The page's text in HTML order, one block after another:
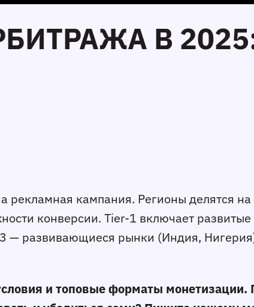
В
рекламная кампания. Регионы делятся
конверсии. Tier-1 включает
— развивающиеся рынки (Индия,
и топовые форматы